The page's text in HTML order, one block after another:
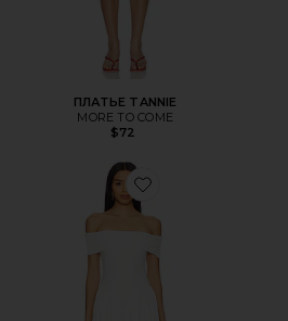
ПЛАТЬЕ TANNIE
MORE TO COME
$72
Favorite ПЛАТЬЕ BRIELLE